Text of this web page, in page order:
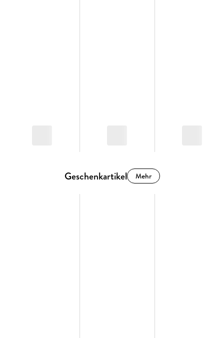
Geschenkartikel Mehr